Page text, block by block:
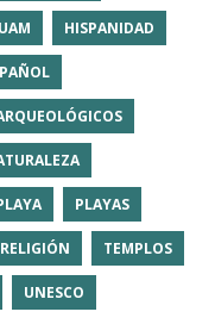
HISPANIDAD
PLAYAS
RELIGIÓN TEMPLOS
UNESCO